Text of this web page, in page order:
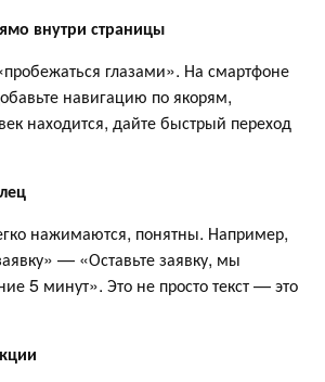
внутри страницы
глазами». На смартфоне
навигацию по якорям,
находится, дайте быстрый переход
нажимаются, понятны. Например,
— «Оставьте заявку, мы
5 минут». Это не просто текст — это